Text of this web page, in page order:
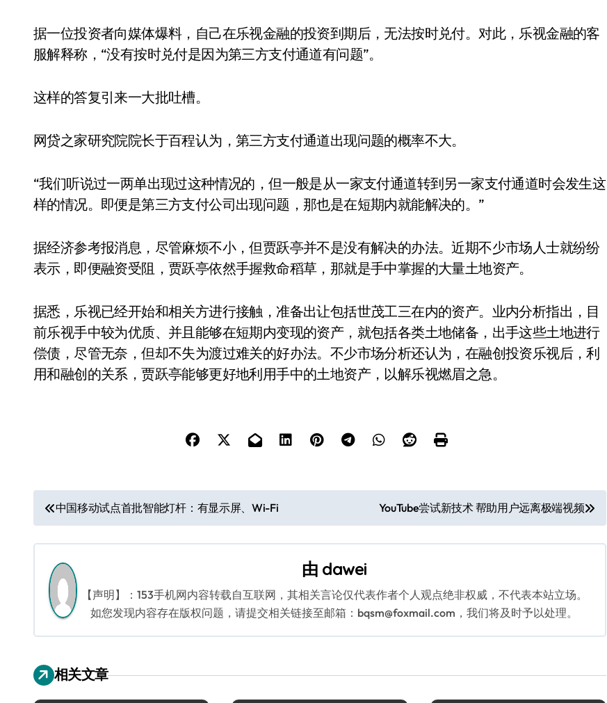
据一位投资者向媒体爆料，自己在乐视金融的投资到期后，无法按时兑付。对此，乐视金融的客
服解释称，“没有按时兑付是因为第三方支付通道有问题”。
这样的答复引来一大批吐槽。
网贷之家研究院院长于百程认为，第三方支付通道出现问题的概率不大。
“我们听说过一两单出现过这种情况的，但一般是从一家支付通道转到另一家支付通道时会发生这
样的情况。即便是第三方支付公司出现问题，那也是在短期内就能解决的。”
据经济参考报消息，尽管麻烦不小，但贾跃亭并不是没有解决的办法。近期不少市场人士就纷纷
表示，即便融资受阻，贾跃亭依然手握救命稻草，那就是手中掌握的大量土地资产。
据悉，乐视已经开始和相关方进行接触，准备出让包括世茂工三在内的资产。业内分析指出，目
前乐视手中较为优质、并且能够在短期内变现的资产，就包括各类土地储备，出手这些土地进行
偿债，尽管无奈，但却不失为渡过难关的好办法。不少市场分析还认为，在融创投资乐视后，利
用和融创的关系，贾跃亭能够更好地利用手中的土地资产，以解乐视燃眉之急。
文
章
导
航
中国移动试点首批智能灯杆：有显示屏、Wi-Fi YouTube尝试新技术 帮助用户远离极端视频
由 dawei
【声明】：153手机网内容转载自互联网，其相关言论仅代表作者个人观点绝非权威，不代表本站立场。
如您发现内容存在版权问题，请提交相关链接至邮箱：bqsm@foxmail.com，我们将及时予以处理。
相关文章